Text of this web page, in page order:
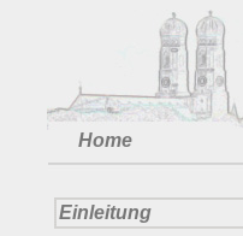
Home
Einleitung